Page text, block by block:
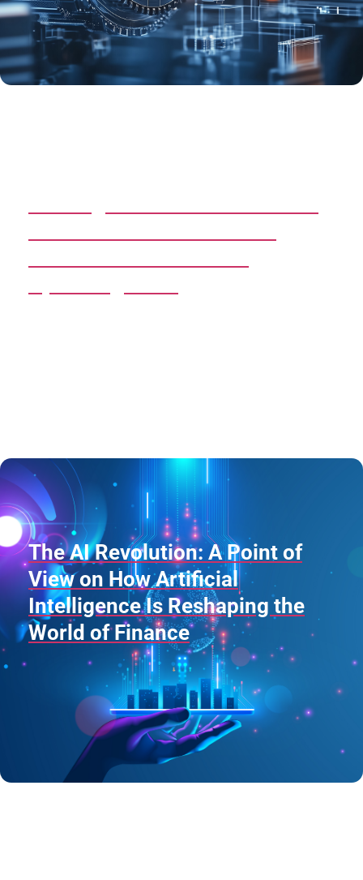
The AI Revolution: A Point of
View on How Artificial
Intelligence Is Reshaping the
World of Finance